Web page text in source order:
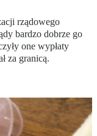
rządowego
bardzo dobrze go
one wypłaty
za granicą.